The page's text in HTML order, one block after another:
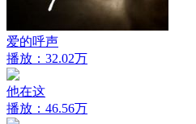
爱的呼声
播放：32.02万
他在这
播放：46.56万